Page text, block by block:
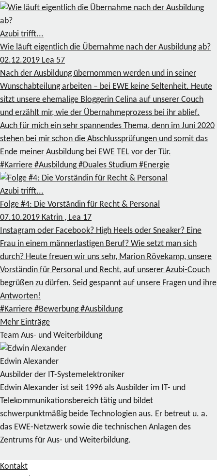
Azubi trifft...
Wie läuft eigentlich die Übernahme nach der Ausbildung ab?
02.12.2019 Lea 57
Nach der Ausbildung übernommen werden und in seiner
Wunschabteilung arbeiten – bei EWE keine Seltenheit. Heute
sitzt unsere ehemalige Bloggerin Celina auf unserer Couch
und erzählt mir, wie der Übernahmeprozess bei ihr ablief.
Auch für mich ein sehr spannendes Thema, denn im Juni 2020
stehen bei mir schon die Abschlussprüfungen und somit das
Ende meiner Ausbildung bei EWE TEL vor der Tür.
#Karriere #Ausbildung #Duales Studium #Energie
Azubi trifft...
Folge #4: Die Vorständin für Recht & Personal
07.10.2019 Katrin , Lea 17
Instagram oder Facebook? High Heels oder Sneaker? Eine
Frau in einem männerlastigen Beruf? Wie setzt man sich
durch? Heute freuen wir uns sehr, Marion Rövekamp, unsere
Vorständin für Personal und Recht, auf unserer Azubi-Couch
begrüßen zu dürfen. Seid gespannt auf unsere Fragen und ihre
Antworten!
#Karriere #Bewerbung #Ausbildung
Mehr Einträge
Team Aus- und Weiterbildung
Edwin Alexander
Ausbilder der IT-Systemelektroniker
Edwin Alexander ist seit 1996 als Ausbilder im IT- und
Telekommunikationsbereich tätig und bildet
schwerpunktmäßig beide Technologien aus. Er betreut u. a.
das EWE-Netzwerk sowie die technischen Anlagen des
Zentrums für Aus- und Weiterbildung.
Kontakt